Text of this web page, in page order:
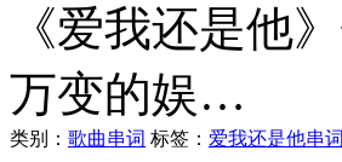
《爱我还是他
万变的娱…
类别： 歌曲串词 标签： 爱我还是他串词